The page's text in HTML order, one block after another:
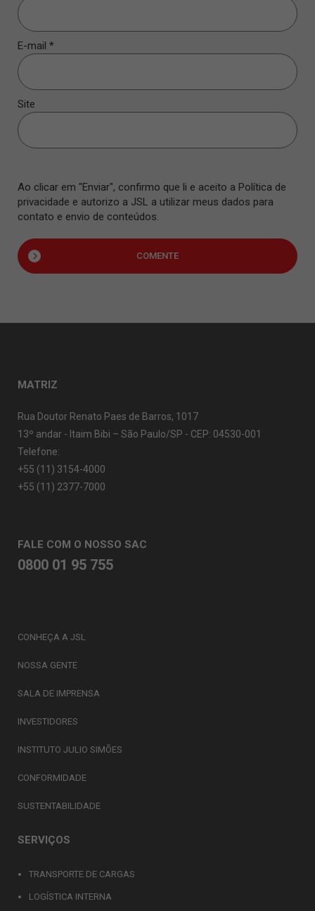
E-mail *
Site
Ao clicar em "Enviar", confirmo que li e aceito a Política de
privacidade e autorizo a JSL a utilizar meus dados para
contato e envio de conteúdos.
COMENTE
MATRIZ
Rua Doutor Renato Paes de Barros, 1017
13º andar - Itaim Bibi – São Paulo/SP - CEP: 04530-001
Telefone:
+55 (11) 3154-4000
+55 (11) 2377-7000
FALE COM O NOSSO SAC
0800 01 95 755
CONHEÇA A JSL
NOSSA GENTE
SALA DE IMPRENSA
INVESTIDORES
INSTITUTO JULIO SIMÕES
CONFORMIDADE
SUSTENTABILIDADE
SERVIÇOS
TRANSPORTE DE CARGAS
LOGÍSTICA INTERNA